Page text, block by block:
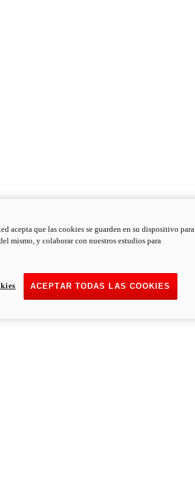
acepta que las cookies se guarden en su dispositivo para
mismo, y colaborar con nuestros estudios para
ACEPTAR TODAS LAS COOKIES